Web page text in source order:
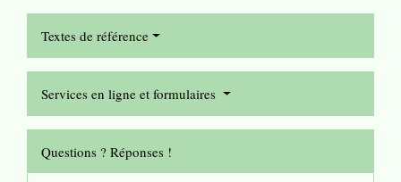
Textes de référence
Services en ligne et formulaires
Questions ? Réponses !